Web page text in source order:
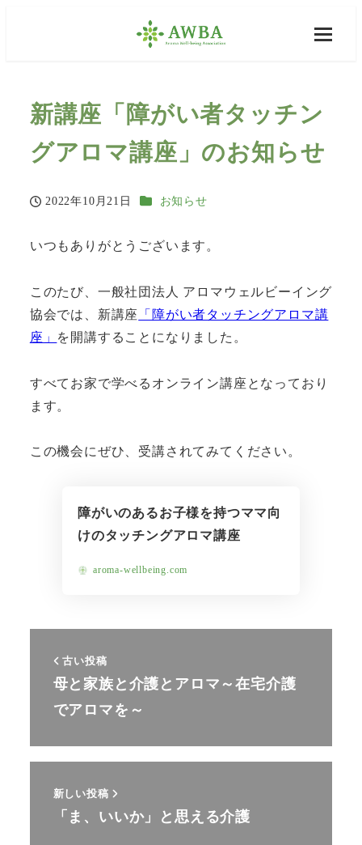
新講座「障がい者タッチン
グアロマ講座」のお知らせ
投稿日
2022年10月21日 カテゴリー
お知らせ
いつもありがとうございます。
このたび、一般社団法人 アロマウェルビーイング
協会では、新講座
「障がい者タッチングアロマ講
座」 を開講することになりました。
すべてお家で学べるオンライン講座となっており
ます。
この機会にぜひ、受講されてみてください。
障がいのあるお子様を持つママ向
けのタッチングアロマ講座
aroma-wellbeing.com
古い投稿
母と家族と介護とアロマ～在宅介護
でアロマを～
新しい投稿
「ま、いいか」と思える介護